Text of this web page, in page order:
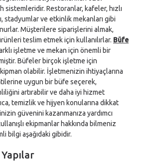
sistemleridir. Restoranlar, kafeler, hızlı
stadyumlar ve etkinlik mekanları gibi
Müşterilere siparişlerini almak,
teslim etmek için kullanılırlar. Büfe
işletme ve mekan için önemli bir
Büfeler birçok işletme için
olabilir. İşletmenizin ihtiyaçlarına
uygun bir büfe seçerek,
artırabilir ve daha iyi hizmet
temizlik ve hijyen konularına dikkat
güvenini kazanmanıza yardımcı
ekipmanlar hakkında bilmeniz
bilgi aşağıdaki gibidir.